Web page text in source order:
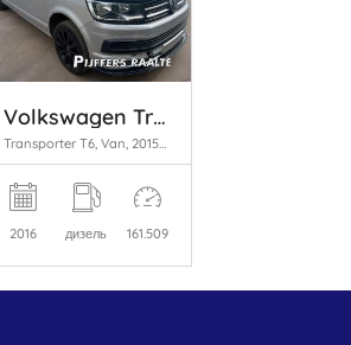
Volkswagen Transporter
Transporter T6, Van, 2015 / 2024 2.0 TDI DRF
2016 дизель 161.509